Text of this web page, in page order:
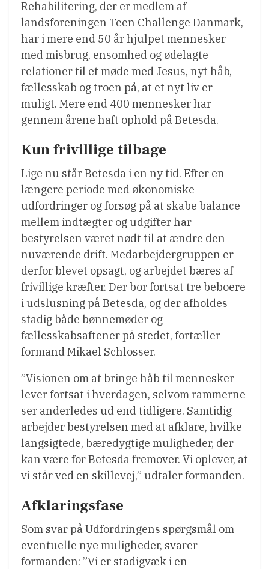
Rehabilitering, der er medlem af
landsforeningen Teen Challenge Danmark,
har i mere end 50 år hjulpet mennesker
med misbrug, ensomhed og ødelagte
relationer til et møde med Jesus, nyt håb,
fællesskab og troen på, at et nyt liv er
muligt. Mere end 400 mennesker har
gennem årene haft ophold på Betesda.
Kun frivillige tilbage
Lige nu står Betesda i en ny tid. Efter en
længere periode med økonomiske
udfordringer og forsøg på at skabe balance
mellem indtægter og udgifter har
bestyrelsen været nødt til at ændre den
nuværende drift. Medarbejdergruppen er
derfor blevet opsagt, og arbejdet bæres af
frivillige kræfter. Der bor fortsat tre beboere
i udslusning på Betesda, og der afholdes
stadig både bønnemøder og
fællesskabsaftener på stedet, fortæller
formand Mikael Schlosser.
”Visionen om at bringe håb til mennesker
lever fortsat i hverdagen, selvom rammerne
ser anderledes ud end tidligere. Samtidig
arbejder bestyrelsen med at afklare, hvilke
langsigtede, bæredygtige muligheder, der
kan være for Betesda fremover. Vi oplever, at
vi står ved en skillevej,” udtaler formanden.
Afklaringsfase
Som svar på Udfordringens spørgsmål om
eventuelle nye muligheder, svarer
formanden: ”Vi er stadigvæk i en